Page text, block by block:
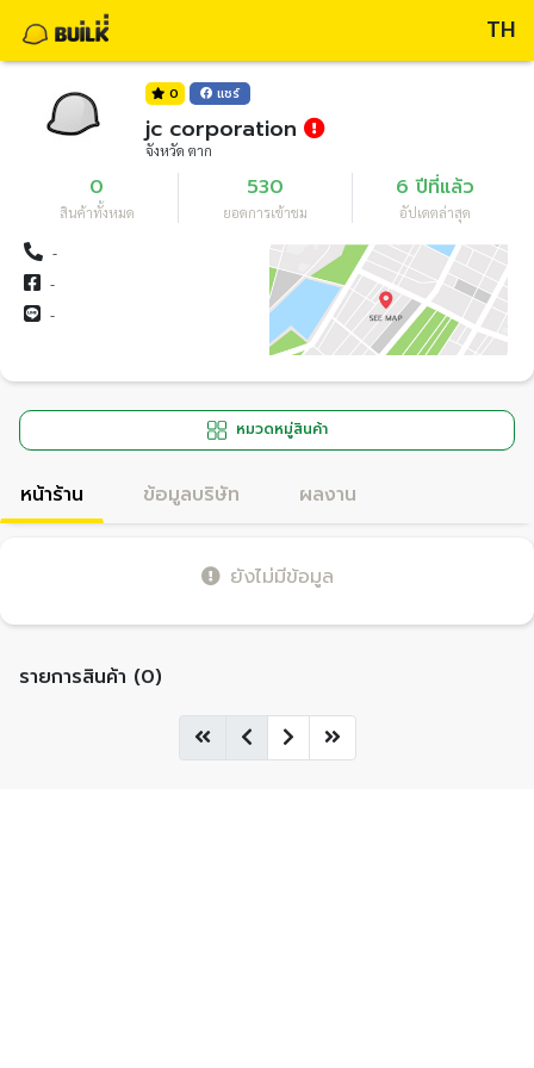
TH
0 แชร์
jc corporation
จังหวัด ตาก
0
สินค้าทั้งหมด
530
ยอดการเข้าชม
6 ปีที่แล้ว
อัปเดตล่าสุด
-
-
-
หมวดหมู่สินค้า
หน้าร้าน ข้อมูลบริษัท ผลงาน
ยังไม่มีข้อมูล
รายการสินค้า (0)